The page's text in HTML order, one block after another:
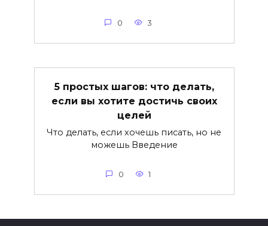
0 3
5 простых шагов: что делать,
если вы хотите достичь своих
целей
Что делать, если хочешь писать, но не
можешь Введение
0 1